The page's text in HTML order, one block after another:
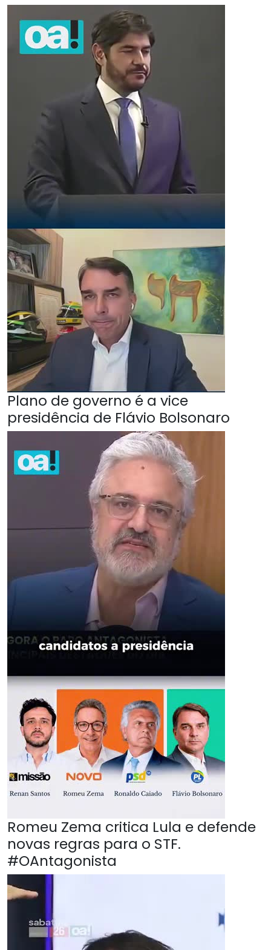
Plano de governo é a vice
presidência de Flávio Bolsonaro
Romeu Zema critica Lula e defende
novas regras para o STF.
#OAntagonista